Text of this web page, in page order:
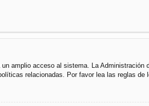
amplio acceso al sistema. La
relacionadas. Por favor lea las reglas de